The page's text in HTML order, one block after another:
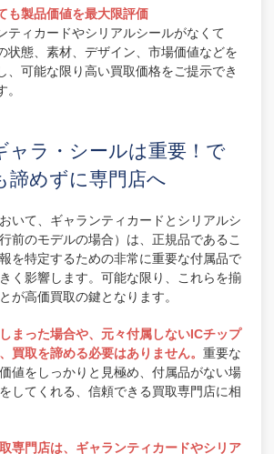
も製品価値を最大限評価
ティカードやシリアルシールがなくて
状態、素材、デザイン、市場価値などを
、可能な限り高い買取価格をご提示でき
ャラ・シールは重要！で
諦めずに専門店へ
いて、ギャランティカードとシリアルシ
前のモデルの場合）は、正規品であるこ
を特定するための非常に重要な付属品で
く影響します。可能な限り、これらを揃
が高価買取の鍵となります。
まった場合や、元々付属しないICチップ
買取を諦める必要はありません。 重要な
値をしっかりと見極め、付属品がない場
してくれる、信頼できる買取専門店に相
専門店は、ギャランティカードやシリア